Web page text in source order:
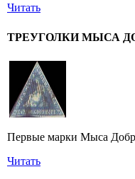
Читать
ТРЕУГОЛКИ МЫСА
Первые марки Мыса
Читать